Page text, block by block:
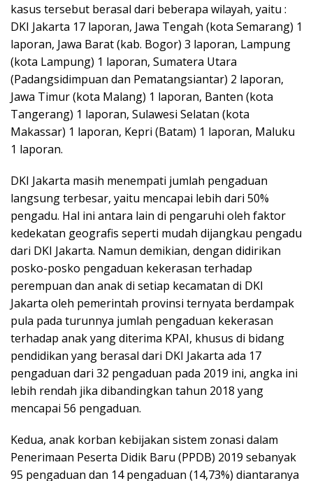
kasus tersebut berasal dari beberapa wilayah, yaitu :
DKI Jakarta 17 laporan, Jawa Tengah (kota Semarang) 1
laporan, Jawa Barat (kab. Bogor) 3 laporan, Lampung
(kota Lampung) 1 laporan, Sumatera Utara
(Padangsidimpuan dan Pematangsiantar) 2 laporan,
Jawa Timur (kota Malang) 1 laporan, Banten (kota
Tangerang) 1 laporan, Sulawesi Selatan (kota
Makassar) 1 laporan, Kepri (Batam) 1 laporan, Maluku
1 laporan.
DKI Jakarta masih menempati jumlah pengaduan
langsung terbesar, yaitu mencapai lebih dari 50%
pengadu. Hal ini antara lain di pengaruhi oleh faktor
kedekatan geografis seperti mudah dijangkau pengadu
dari DKI Jakarta. Namun demikian, dengan didirikan
posko-posko pengaduan kekerasan terhadap
perempuan dan anak di setiap kecamatan di DKI
Jakarta oleh pemerintah provinsi ternyata berdampak
pula pada turunnya jumlah pengaduan kekerasan
terhadap anak yang diterima KPAI, khusus di bidang
pendidikan yang berasal dari DKI Jakarta ada 17
pengaduan dari 32 pengaduan pada 2019 ini, angka ini
lebih rendah jika dibandingkan tahun 2018 yang
mencapai 56 pengaduan.
Kedua, anak korban kebijakan sistem zonasi dalam
Penerimaan Peserta Didik Baru (PPDB) 2019 sebanyak
95 pengaduan dan 14 pengaduan (14,73%) diantaranya